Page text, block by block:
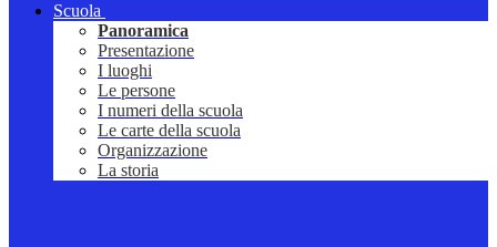
Scuola
Panoramica
Presentazione
I luoghi
Le persone
I numeri della scuola
Le carte della scuola
Organizzazione
La storia